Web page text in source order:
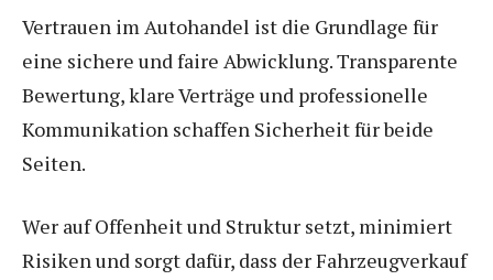
Vertrauen im Autohandel ist die Grundlage für
eine sichere und faire Abwicklung. Transparente
Bewertung, klare Verträge und professionelle
Kommunikation schaffen Sicherheit für beide
Seiten.
Wer auf Offenheit und Struktur setzt, minimiert
Risiken und sorgt dafür, dass der Fahrzeugverkauf